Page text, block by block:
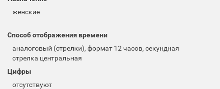
женские
Способ отображения времени
аналоговый (стрелки), формат 12 часов, секундная
стрелка центральная
Цифры
отсутствуют